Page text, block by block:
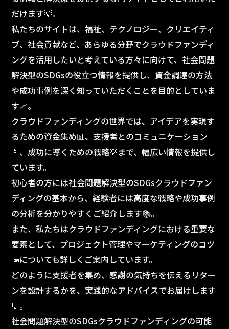
だけます💡。
私たちのサイトは、福祉、テクノロジー、クリエイティ
ブ、社会貢献など、あらゆる分野でクラウドファンディ
ングを活用したいと考えている方々に向けて、社会問題
解決型のSDGsの役立つ情報を提供し、資金調達の方法
や成功事例を深く知っていただくことを目的としていま
す📈。
クラウドファンディングの世界では、アイデアを実現す
るための資金集め📊、支援者とのコミュニケーション
📱、成功に導くための戦略💡まで、幅広い情報を提供し
ています。
初心者の方には社会問題解決型のSDGsクラウドファン
ディングの基本から、経験者には高度な戦略や成功事例
の分析を分かりやすくご紹介します📚。
また、私たちはクラウドファンディングにおける重要な
要素として、プロジェクト管理やマーケティングのコツ
📣についても詳しくご案内しています。
どのように支援者を集め、感謝の気持ちを伝えるリター
ンを設計するかを、実践的なアドバイスでお届けします
💬。
社会問題解決型のSDGsクラウドファンディングの可能